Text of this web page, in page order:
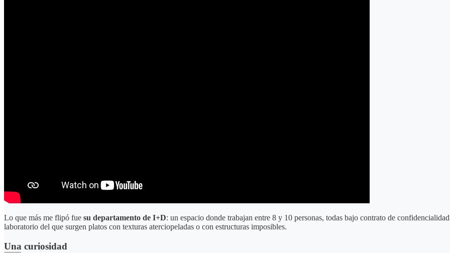
Lo que más me flipó fue su departamento de I+D: un espacio donde trabajan entre 8 y 10 personas, todas bajo contrato de
laboratorio del que surgen platos con texturas aterciopeladas o con estructuras imposibles.
Una curiosidad